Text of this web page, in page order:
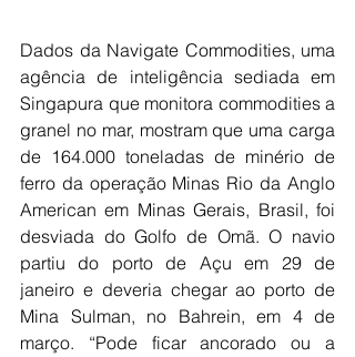
Dados da Navigate Commodities, uma
agência de inteligência sediada em
Singapura que monitora commodities a
granel no mar, mostram que uma carga
de 164.000 toneladas de minério de
ferro da operação Minas Rio da Anglo
American em Minas Gerais, Brasil, foi
desviada do Golfo de Omã. O navio
partiu do porto de Açu em 29 de
janeiro e deveria chegar ao porto de
Mina Sulman, no Bahrein, em 4 de
março. “Pode ficar ancorado ou a